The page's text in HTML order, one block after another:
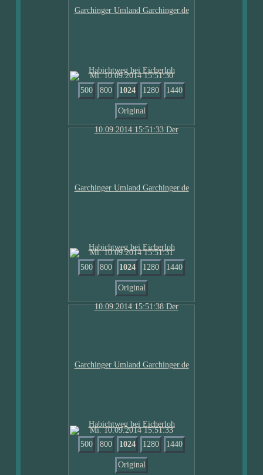
Mi. 10.09.2014 15:51:30
500
800 1024 1280 1440
Original
Mi. 10.09.2014 15:51:31
500
800 1024 1280 1440
Original
Mi. 10.09.2014 15:51:33
500
800 1024 1280 1440
Original